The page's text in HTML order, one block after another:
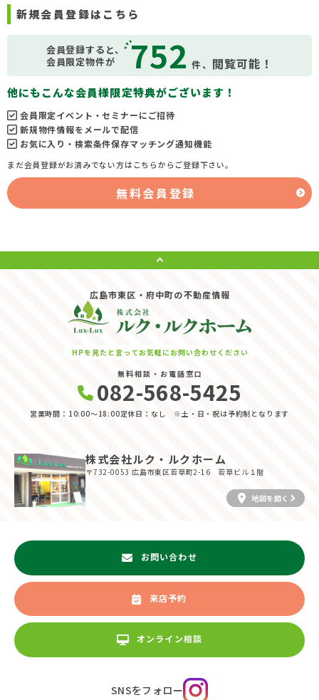
新規会員登録はこちら
会員登録すると、
会員限定物件が
752 件、 閲覧可能！
他にもこんな会員様限定特典がございます！
会員限定イベント・セミナーにご招待
新規物件情報をメールで配信
お気に入り・検索条件保存マッチング通知機能
まだ会員登録がお済みでない方はこちらからご登録下さい。
無料会員登録
広島市東区・府中町の不動産情報
HPを見たと言ってお気軽にお問い合わせください
無料相談・お電話窓口
082-568-5425
営業時間：10:00〜18:00定休日：なし ※土・日・祝は予約制となります
株式会社ルク・ルクホーム
〒732-0053 広島市東区若草町2-16 若草ビル１階
地図を開く
お問い合わせ
来店予約
オンライン相談
SNSをフォロー